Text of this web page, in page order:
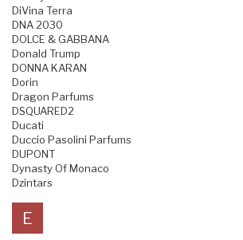
DiVina Terra
DNA 2030
DOLCE & GABBANA
Donald Trump
DONNA KARAN
Dorin
Dragon Parfums
DSQUARED2
Ducati
Duccio Pasolini Parfums
DUPONT
Dynasty Of Monaco
Dzintars
E